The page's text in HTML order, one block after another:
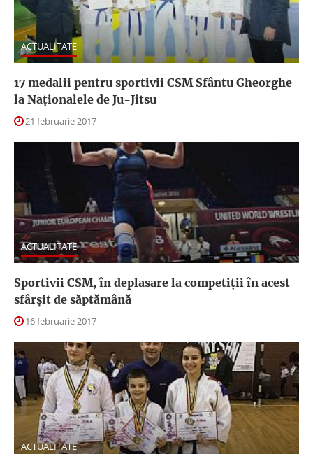
ACTUALITATE
17 medalii pentru sportivii CSM Sfântu Gheorghe
la Naţionalele de Ju-Jitsu
21 februarie 2017
ACTUALITATE
Sportivii CSM, în deplasare la competiţii în acest
sfârşit de săptămână
16 februarie 2017
ACTUALITATE